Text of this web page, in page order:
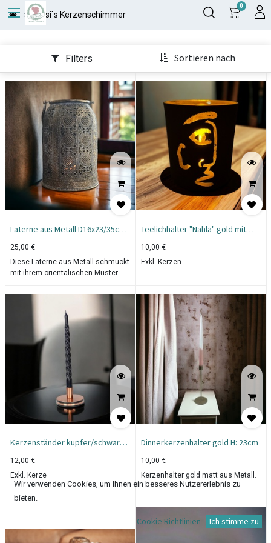
0
Susi`s Kerzenschimmer
Filters Sortieren nach
Laterne aus Metall D16x23/35cm
bronze
25,00 €
Diese Laterne aus Metall schmückt
mit ihrem orientalischen Muster
und Eingangsbereich.
Der goldene Kerzenhalter im
Shabby Look hat im Inneren genug
Platz für ein Teelicht oder eine
Stumpfkerze. Geschützt wird die
Flamme durch einen Glaszylinder.
Durch die wunderschön
gestanzten Ornamente verzaubert
die Laterne ihre Umgebung mit
orientalischen Schattenspielen.
Mitbringsel für Menschen, die den
Kerzenschein lieben.
Teelichhalter "Nahla" gold mit
Gesicht 8,8x8,8x10cm
10,00 €
Exkl. Kerzen
Kerzenständer kupfer/schwarz
6cm
12,00 €
Exkl. Kerze
Dinnerkerzenhalter gold H: 23cm
10,00 €
Kerzenhalter gold matt aus Metall.
Wir verwenden Cookies, um Ihnen ein besseres Nutzererlebnis zu
bieten.
Cookie Richtlinien Ich stimme zu